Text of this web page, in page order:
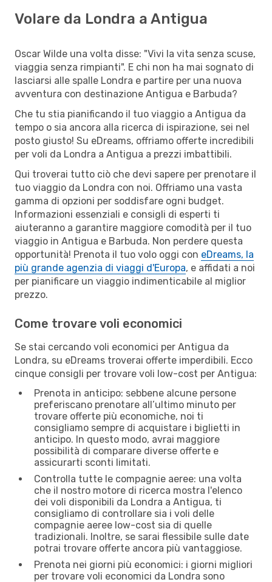
Volare da Londra a Antigua
Oscar Wilde una volta disse: "Vivi la vita senza scuse,
viaggia senza rimpianti". E chi non ha mai sognato di
lasciarsi alle spalle Londra e partire per una nuova
avventura con destinazione Antigua e Barbuda?
Che tu stia pianificando il tuo viaggio a Antigua da
tempo o sia ancora alla ricerca di ispirazione, sei nel
posto giusto! Su eDreams, offriamo offerte incredibili
per voli da Londra a Antigua a prezzi imbattibili.
Qui troverai tutto ciò che devi sapere per prenotare il
tuo viaggio da Londra con noi. Offriamo una vasta
gamma di opzioni per soddisfare ogni budget.
Informazioni essenziali e consigli di esperti ti
aiuteranno a garantire maggiore comodità per il tuo
viaggio in Antigua e Barbuda. Non perdere questa
opportunità! Prenota il tuo volo oggi con eDreams, la
più grande agenzia di viaggi d'Europa, e affidati a noi
per pianificare un viaggio indimenticabile al miglior
prezzo.
Come trovare voli economici
Se stai cercando voli economici per Antigua da
Londra, su eDreams troverai offerte imperdibili. Ecco
cinque consigli per trovare voli low-cost per Antigua:
Prenota in anticipo: sebbene alcune persone
preferiscano prenotare all’ultimo minuto per
trovare offerte più economiche, noi ti
consigliamo sempre di acquistare i biglietti in
anticipo. In questo modo, avrai maggiore
possibilità di comparare diverse offerte e
assicurarti sconti limitati.
Controlla tutte le compagnie aeree: una volta
che il nostro motore di ricerca mostra l'elenco
dei voli disponibili da Londra a Antigua, ti
consigliamo di controllare sia i voli delle
compagnie aeree low-cost sia di quelle
tradizionali. Inoltre, se sarai flessibile sulle date
potrai trovare offerte ancora più vantaggiose.
Prenota nei giorni più economici: i giorni migliori
per trovare voli economici da Londra sono